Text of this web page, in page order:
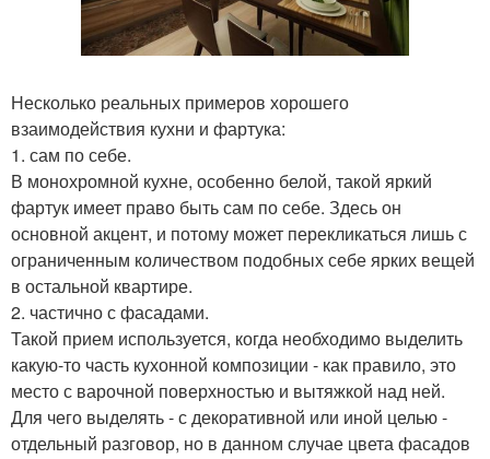
Несколько реальных примеров хорошего
взаимодействия кухни и фартука:
1. сам по себе.
В монохромной кухне, особенно белой, такой яркий
фартук имеет право быть сам по себе. Здесь он
основной акцент, и потому может перекликаться лишь с
ограниченным количеством подобных себе ярких вещей
в остальной квартире.
2. частично с фасадами.
Такой прием используется, когда необходимо выделить
какую-то часть кухонной композиции - как правило, это
место с варочной поверхностью и вытяжкой над ней.
Для чего выделять - с декоративной или иной целью -
отдельный разговор, но в данном случае цвета фасадов